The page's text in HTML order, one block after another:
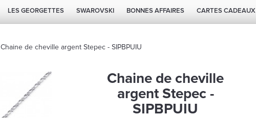
LES GEORGETTES SWAROVSKI BONNES AFFAIRES CARTES CADEAUX
Chaine de cheville argent Stepec - SIPBPUIU
Chaine de cheville
argent Stepec -
SIPBPUIU